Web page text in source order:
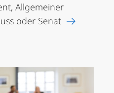
Allgemeiner
oder Senat